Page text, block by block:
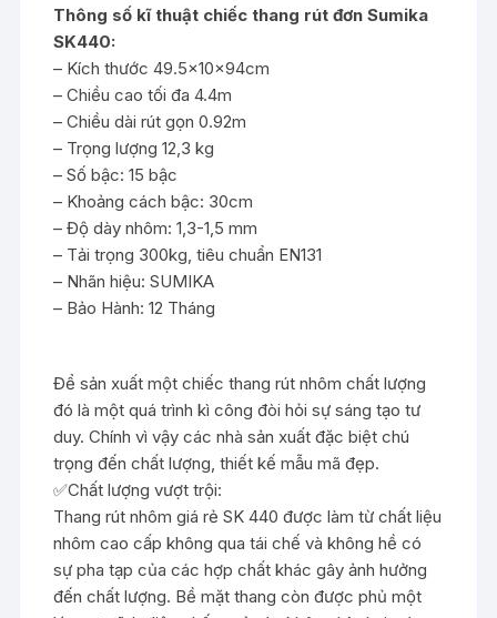
Thông số kĩ thuật chiếc thang rút đơn Sumika
SK440:
– Kích thước 49.5x10x94cm
– Chiều cao tối đa 4.4m
– Chiều dài rút gọn 0.92m
– Trọng lượng 12,3 kg
– Số bậc: 15 bậc
– Khoảng cách bậc: 30cm
– Độ dày nhôm: 1,3-1,5 mm
– Tải trọng 300kg, tiêu chuẩn EN131
– Nhãn hiệu: SUMIKA
– Bảo Hành: 12 Tháng
Để sản xuất một chiếc thang rút nhôm chất lượng
đó là một quá trình kì công đòi hỏi sự sáng tạo tư
duy. Chính vì vậy các nhà sản xuất đặc biệt chú
trọng đến chất lượng, thiết kế mẫu mã đẹp.
✅Chất lượng vượt trội:
Thang rút nhôm giá rẻ SK 440 được làm từ chất liệu
nhôm cao cấp không qua tái chế và không hề có
sự pha tạp của các hợp chất khác gây ảnh hưởng
đến chất lượng. Bề mặt thang còn được phủ một